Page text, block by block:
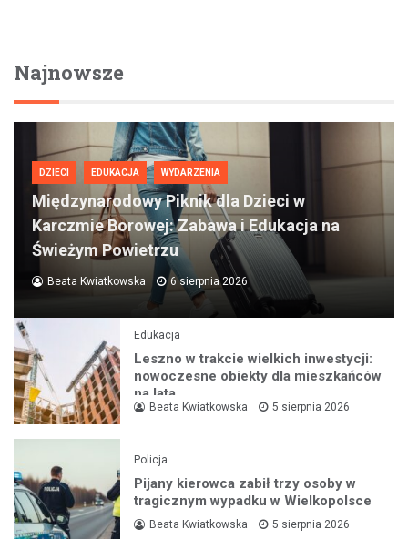
Najnowsze
DZIECI EDUKACJA WYDARZENIA
Międzynarodowy Piknik dla Dzieci w
Karczmie Borowej: Zabawa i Edukacja na
Świeżym Powietrzu
Beata Kwiatkowska 6 sierpnia 2026
Edukacja
Leszno w trakcie wielkich inwestycji:
nowoczesne obiekty dla mieszkańców
na lata
Beata Kwiatkowska 5 sierpnia 2026
Policja
Pijany kierowca zabił trzy osoby w
tragicznym wypadku w Wielkopolsce
Beata Kwiatkowska 5 sierpnia 2026